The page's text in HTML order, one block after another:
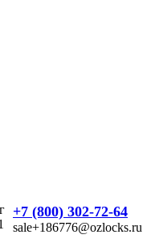
+7 (800) 302-72-64
sale+186776@ozlocks.ru